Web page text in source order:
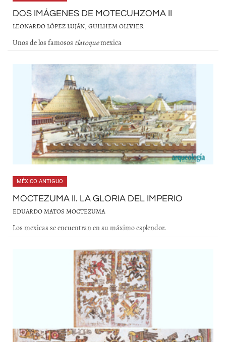
DOS IMÁGENES DE MOTECUHZOMA II
LEONARDO LÓPEZ LUJÁN, GUILHEM OLIVIER
Unos de los famosos tlatoquemexica
MÉXICO ANTIGUO
MOCTEZUMA II. LA GLORIA DEL IMPERIO
EDUARDO MATOS MOCTEZUMA
Los mexicas se encuentran en su máximo esplendor.